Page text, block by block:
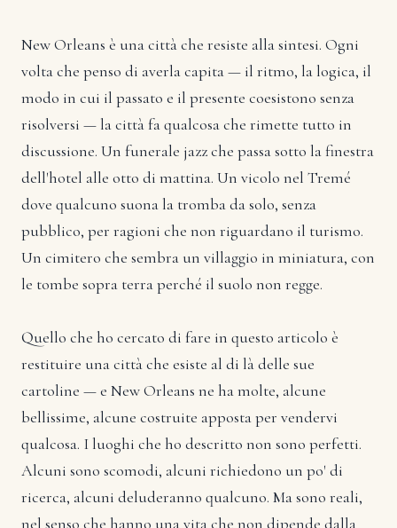
New Orleans è una città che resiste alla sintesi. Ogni
volta che penso di averla capita — il ritmo, la logica, il
modo in cui il passato e il presente coesistono senza
risolversi — la città fa qualcosa che rimette tutto in
discussione. Un funerale jazz che passa sotto la finestra
dell'hotel alle otto di mattina. Un vicolo nel Tremé
dove qualcuno suona la tromba da solo, senza
pubblico, per ragioni che non riguardano il turismo.
Un cimitero che sembra un villaggio in miniatura, con
le tombe sopra terra perché il suolo non regge.
Quello che ho cercato di fare in questo articolo è
restituire una città che esiste al di là delle sue
cartoline — e New Orleans ne ha molte, alcune
bellissime, alcune costruite apposta per vendervi
qualcosa. I luoghi che ho descritto non sono perfetti.
Alcuni sono scomodi, alcuni richiedono un po' di
ricerca, alcuni deluderanno qualcuno. Ma sono reali,
nel senso che hanno una vita che non dipende dalla